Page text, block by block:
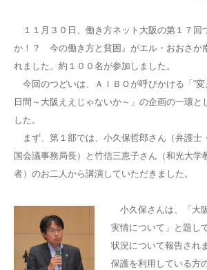
１１月３０日、働き方ネット大阪の第１７回
か！？ 今の働き方と貧困』がエル・おおさか
れました。約１００名が参加しました。
今回のつどいは、ＡＩＢＯが呼びかける「“変
日間～大阪ええじゃないか～」の企画の一環と
した。
まず、第１部では、小久保哲郎さん（弁護士
国会議事務局長）と竹信三恵子さん（和光大学
者）のお二人から講演していただきました。
小久保さんは、「大
実情について」と題し
状況について報告され
保護を利用している方